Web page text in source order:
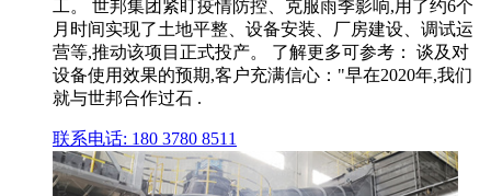
工。 世邦集团紧盯疫情防控、克服雨季影响,用了约6个
月时间实现了土地平整、设备安装、厂房建设、调试运
营等,推动该项目正式投产。 了解更多可参考： 谈及对
设备使用效果的预期,客户充满信心："早在2020年,我们
就与世邦合作过石 .
联系电话: 180 3780 8511